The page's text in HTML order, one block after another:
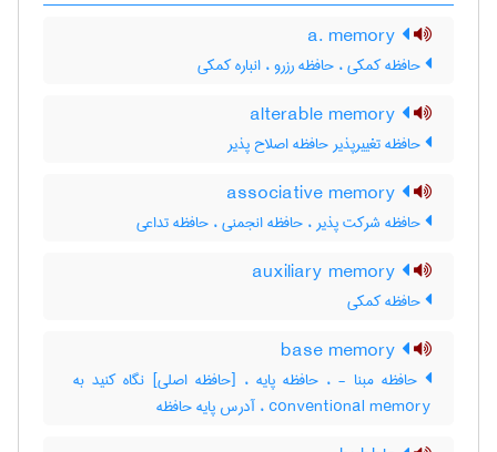
حافظه کمکی ، حافظه رزرو ، انباره کمکی
حافظه تغییرپذیر حافظه اصلاح پذیر
حافظه شرکت پذیر ، حافظه انجمنی ، حافظه تداعی
حافظه کمکی
conventional memory ، آدرس پایه حافظه